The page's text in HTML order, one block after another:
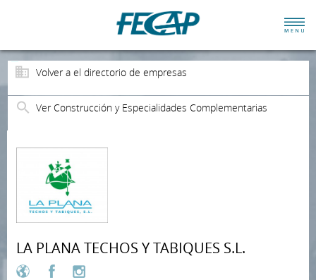
Volver a el directorio de empresas
Ver Construcción y Especialidades Complementarias
LA PLANA TECHOS Y TABIQUES S.L.